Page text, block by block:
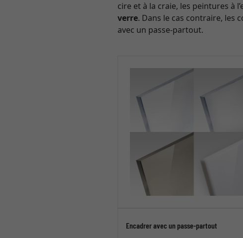
cire et à la craie, les peintures à
verre. Dans le cas contraire, les
avec un passe-partout.
Encadrer avec un passe-partout